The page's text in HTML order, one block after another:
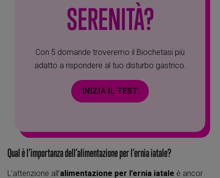
SERENITÀ?
Con 5 domande troveremo il Biochetasi più
adatto a rispondere al tuo disturbo gastrico.
INIZIA IL TEST
Qual è l’importanza dell’alimentazione per l’ernia iatale?
L’attenzione all’alimentazione per l’ernia iatale è ancor